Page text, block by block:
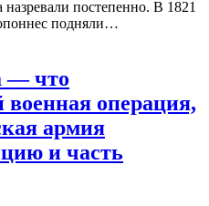
постепенно. В 1821
подняли…
— что
военная операция,
армия
и часть